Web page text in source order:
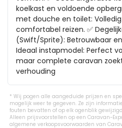
koelkast en voldoende
met douche en toilet:
comfortabel reizen. ✅
(Swift/Sprite): Betrouwbaar
Ideaal instapmodel: Perfect
maar complete caravan
verhouding
Wij pogen alle aangeduide prijzen en
mogelijk weer te gegeven. Ze zijn
fouten bevatten of op elk ogenblik
Alleen prijsvoorstellen op een Caravan-
algemene verkoopsvoorwaarden van